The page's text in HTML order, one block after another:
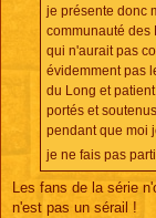
je présente donc
communauté des
qui n'aurait pas
évidemment pas
du Long et
portés et
pendant que moi
je ne fais pas
Les fans de la série
n'est pas un sérail !